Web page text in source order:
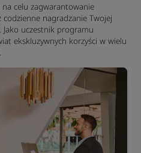
celu zagwarantowanie
nagradzanie Twojej
uczestnik programu
ekskluzywnych korzyści w wielu